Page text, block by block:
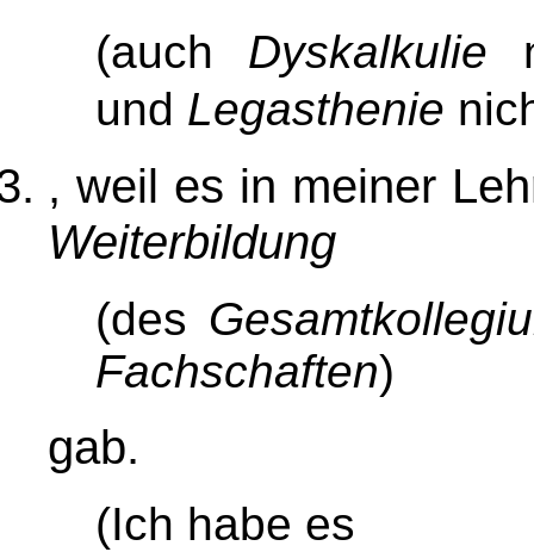
(auch Dyskalkulie
und Legasthenie
, weil es in meiner
Weiterbildung
(des
Fachschaften)
gab.
(Ich habe es